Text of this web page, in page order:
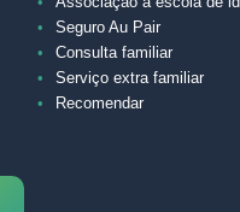
Seguro Au Pair
Consulta familiar
Serviço extra familiar
Recomendar